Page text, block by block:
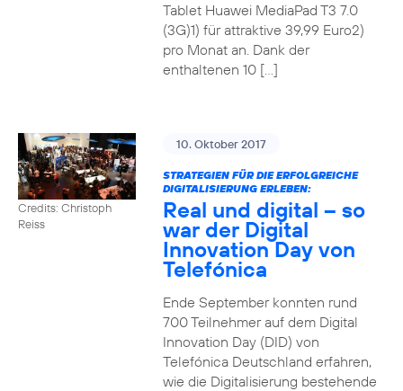
Tablet Huawei MediaPad T3 7.0
(3G)1) für attraktive 39,99 Euro2)
pro Monat an. Dank der
enthaltenen 10 […]
Credits: Christoph
Reiss
10. Oktober 2017
STRATEGIEN FÜR DIE ERFOLGREICHE
DIGITALISIERUNG ERLEBEN:
Real und digital – so
war der Digital
Innovation Day von
Telefónica
Ende September konnten rund
700 Teilnehmer auf dem Digital
Innovation Day (DID) von
Telefónica Deutschland erfahren,
wie die Digitalisierung bestehende